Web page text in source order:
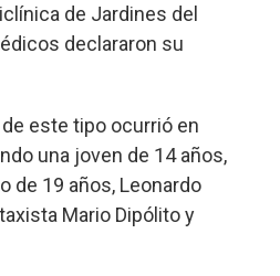
de Jardines del
declararon su
este tipo ocurrió en
una joven de 14 años,
de 19 años, Leonardo
Mario Dipólito y